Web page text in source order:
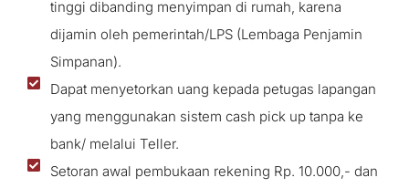
tinggi dibanding menyimpan di rumah, karena
dijamin oleh pemerintah/LPS (Lembaga Penjamin
Simpanan).
Dapat menyetorkan uang kepada petugas lapangan
yang menggunakan sistem cash pick up tanpa ke
bank/ melalui Teller.
Setoran awal pembukaan rekening Rp. 10.000,- dan